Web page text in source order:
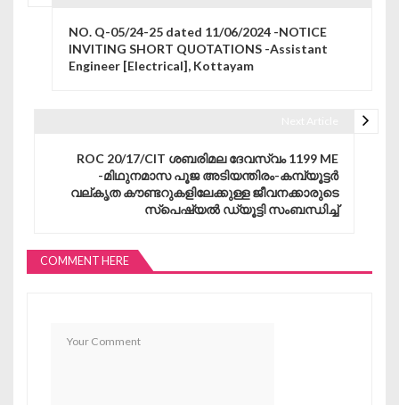
NO. Q-05/24-25 dated 11/06/2024 -NOTICE
INVITING SHORT QUOTATIONS -Assistant
Engineer [Electrical], Kottayam
ROC 20/17/CIT ശബരിമല ദേവസ്വം 1199 ME
-മിഥുനമാസ പൂജ അടിയന്തിരം-കമ്പ്യൂട്ടർ
വല്കൃത കൗണ്ടറുകളിലേക്കുള്ള ജീവനക്കാരുടെ
സ്പെഷ്യൽ ഡ്യൂട്ടി സംബന്ധിച്ച്
COMMENT HERE